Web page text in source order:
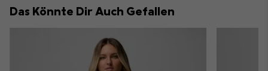
Das Könnte Dir Auch Gefallen